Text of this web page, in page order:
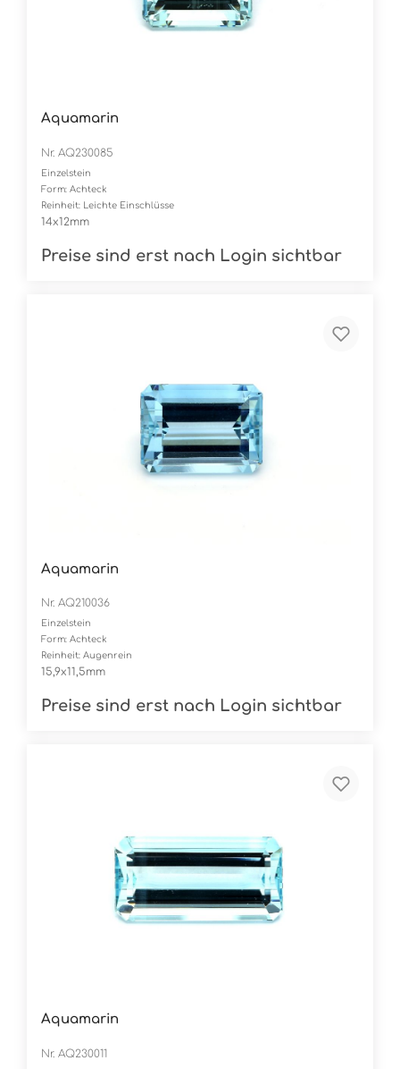
Aquamarin
Nr. AQ230085
Einzelstein
Form: Achteck
Reinheit: Leichte Einschlüsse
14x12mm
Preise sind erst nach Login sichtbar
Aquamarin
Nr. AQ210036
Einzelstein
Form: Achteck
Reinheit: Augenrein
15,9x11,5mm
Preise sind erst nach Login sichtbar
Aquamarin
Nr. AQ230011